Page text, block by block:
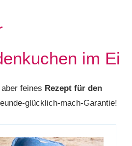
im Ei
feines Rezept für den
glücklich-mach-Garantie!